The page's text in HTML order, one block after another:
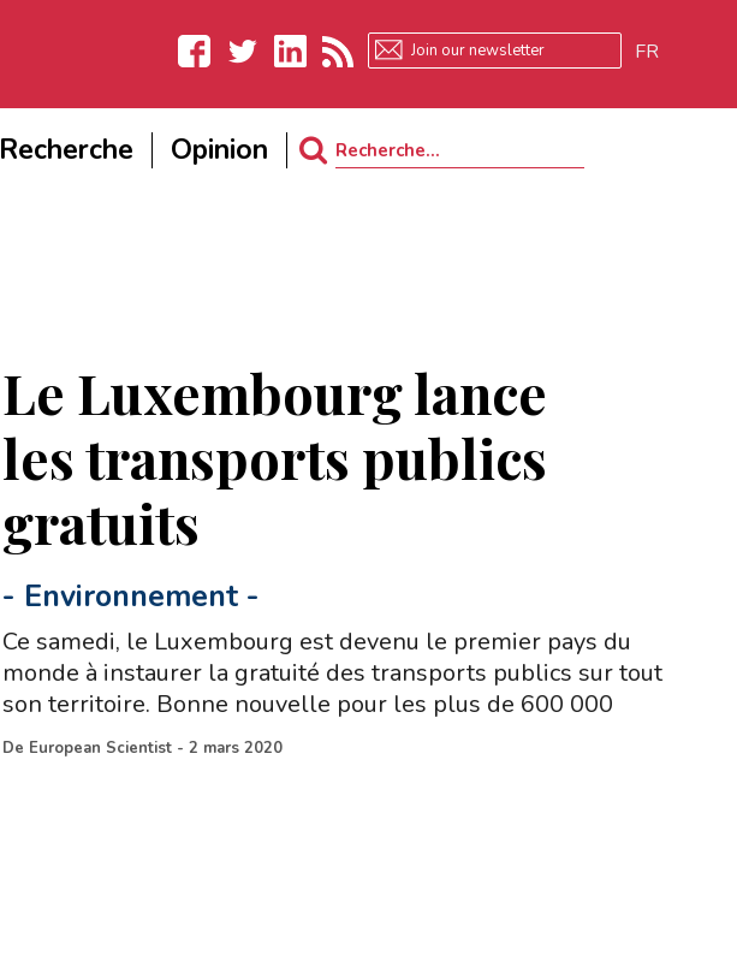
LinkedIn
FR
Recherche Opinion
Search
Le Luxembourg lance
les transports publics
gratuits
- Environnement -
Ce samedi, le Luxembourg est devenu le premier pays du
monde à instaurer la gratuité des transports publics sur tout
son territoire. Bonne nouvelle pour les plus de 600 000
De European Scientist -2 mars 2020